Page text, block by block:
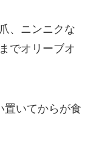
、ニンニクな
でオリーブオ
置いてからが食